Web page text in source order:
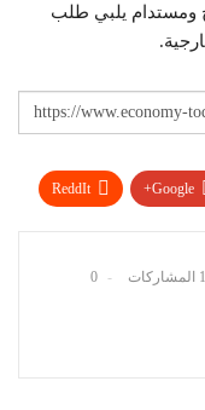
ومستدام يلبي طلب
Google+
ReddIt
0